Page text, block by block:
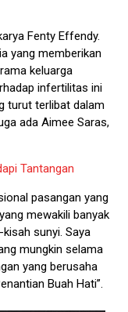
Fenty Effendy.
yang memberikan
keluarga
infertilitas ini
turut terlibat dalam
ada Aimee Saras,
Tantangan
pasangan yang
mewakili banyak
sunyi. Saya
mungkin selama
yang berusaha
Buah Hati”.